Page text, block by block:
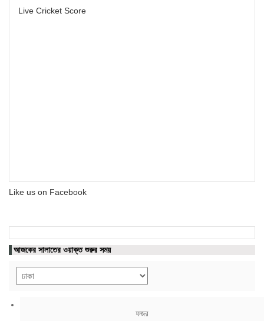
Live Cricket Score
Like us on Facebook
আজকের সালাতের ওয়াক্ত শুরুর সময়
ফজর